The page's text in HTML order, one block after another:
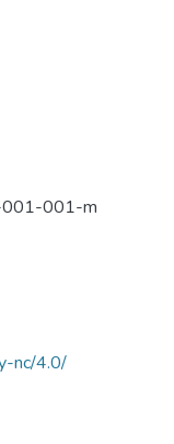
001-m
nc/4.0/